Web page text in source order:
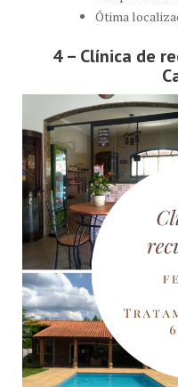
Ótima
4 – Clínica de